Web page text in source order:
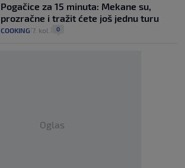
Pogačice za 15 minuta: Mekane su,
prozračne i tražit ćete još jednu turu
COOKING 7. kol. 0
Oglas